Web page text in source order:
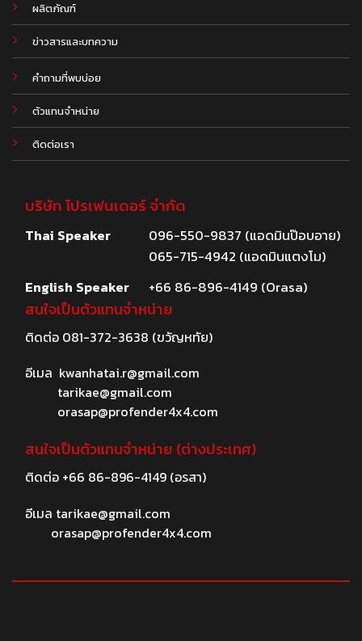
ผลิตภัณฑ์
ข่าวสารและบทความ
.
คำถามที่พบบ่อย
ตัวแทนจำหน่าย
ติดต่อเรา
บริษัท โปรเฟนเดอร์ จำกัด
Thai Speaker
096-550-9837 (แอดมินป๊อบอาย)
065-715-4942 (แอดมินแตงโม)
English Speaker
+66 86-896-4149 (Orasa)
สนใจเป็นตัวแทนจำหน่าย
ติดต่อ 081-372-3638 (ขวัญหทัย)
อีเมล kwanhatai.r@gmail.com
tarikae@gmail.com
orasap@profender4x4.com
สนใจเป็นตัวแทนจำหน่าย (ต่างประเทศ)
ติดต่อ +66 86-896-4149(อรสา)
อีเมล tarikae@gmail.com
orasap@profender4x4.com